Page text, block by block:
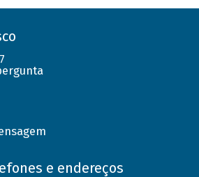
e endereços